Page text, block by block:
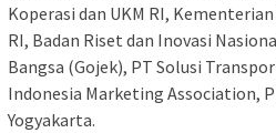
Koperasi dan UKM RI,
RI, Badan Riset dan Inovasi
Bangsa (Gojek), PT Solusi
Indonesia Marketing Association,
Yogyakarta.